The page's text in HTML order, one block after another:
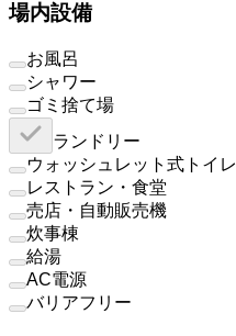
場内設備
お風呂
シャワー
ゴミ捨て場
ランドリー
ウォッシュレット式トイレ
レストラン・食堂
売店・自動販売機
炊事棟
給湯
AC電源
バリアフリー